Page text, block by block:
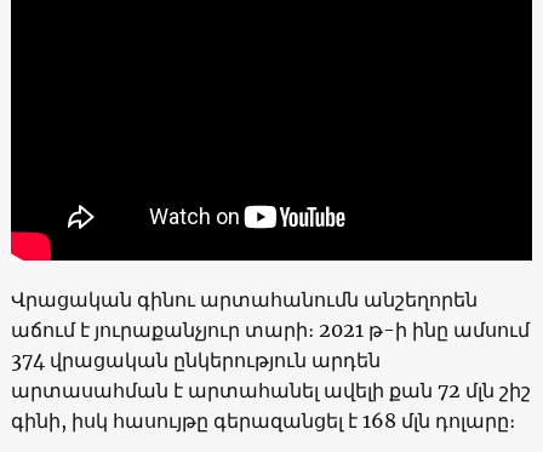
Վրացական գինու արտահանումն անշեղորեն
աճում է յուրաքանչյուր տարի։ 2021 թ-ի ինը ամսում
374 վրացական ընկերություն արդեն
արտասահման է արտահանել ավելի քան 72 մլն շիշ
գինի, իսկ հասույթը գերազանցել է 168 մլն դոլարը։